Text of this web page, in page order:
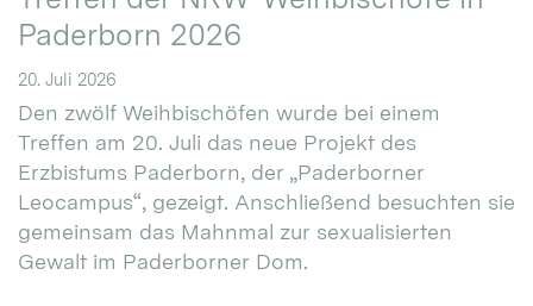
Paderborn 2026
20. Juli 2026
Den zwölf Weihbischöfen wurde bei einem
Treffen am 20. Juli das neue Projekt des
Erzbistums Paderborn, der „Paderborner
Leocampus“, gezeigt. Anschließend besuchten sie
gemeinsam das Mahnmal zur sexualisierten
Gewalt im Paderborner Dom.